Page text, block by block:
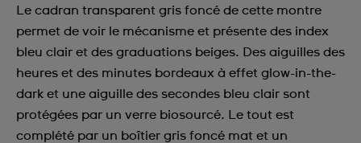
Le cadran transparent gris foncé de cette montre
permet de voir le mécanisme et présente des index
bleu clair et des graduations beiges. Des aiguilles des
heures et des minutes bordeaux à effet glow-in-the-
dark et une aiguille des secondes bleu clair sont
protégées par un verre biosourcé. Le tout est
complété par un boîtier gris foncé mat et un